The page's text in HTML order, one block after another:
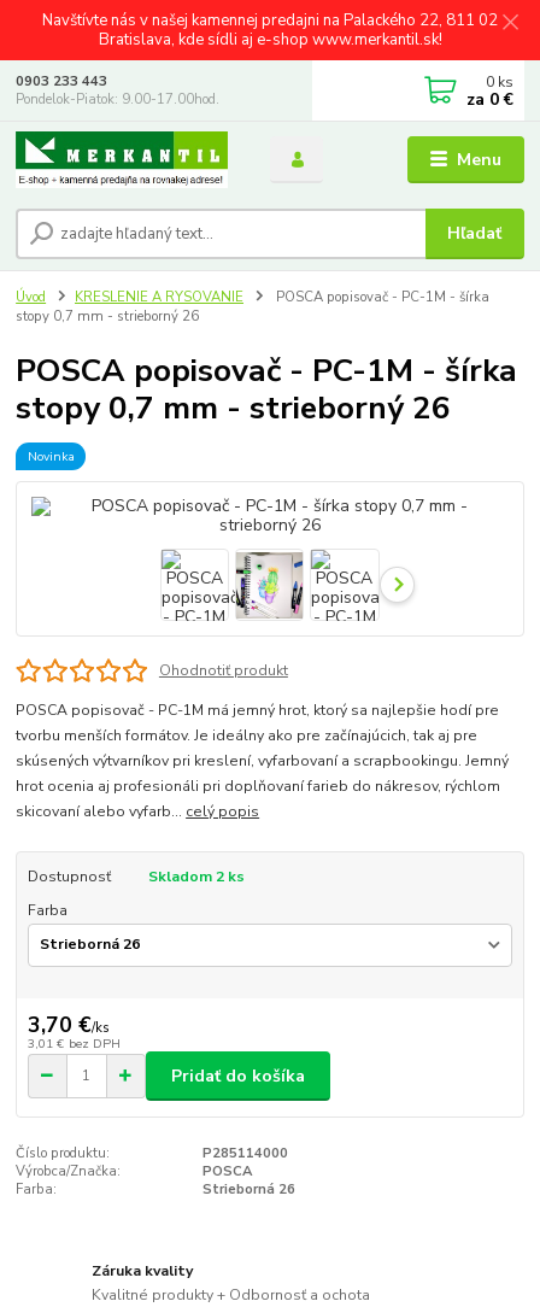
Navštívte nás v našej kamennej predajni na Palackého 22, 811 02
Bratislava, kde sídli aj e-shop www.merkantil.sk!
Menu
Hľadať
0903 233 443
Pondelok-Piatok: 9.00-17.00hod.
0 ks
za 0 €
Úvod KRESLENIE A RYSOVANIE
POSCA popisovač - PC-1M - šírka
stopy 0,7 mm - strieborný 26
POSCA popisovač - PC-1M - šírka
stopy 0,7 mm - strieborný 26
Novinka
Ohodnotiť produkt
POSCA popisovač - PC-1M má jemný hrot, ktorý sa najlepšie hodí pre
tvorbu menších formátov. Je ideálny ako pre začínajúcich, tak aj pre
skúsených výtvarníkov pri kreslení, vyfarbovaní a scrapbookingu. Jemný
hrot ocenia aj profesionáli pri doplňovaní farieb do nákresov, rýchlom
skicovaní alebo vyfarb... celý popis
Dostupnosť
Skladom 2 ks
Farba
3,70 €/ks
3,01 € bez DPH
Pridať do košíka
Číslo produktu:
P285114000
Výrobca/Značka:
POSCA
Farba:
Strieborná 26
Záruka kvality
Kvalitné produkty + Odbornosť a ochota